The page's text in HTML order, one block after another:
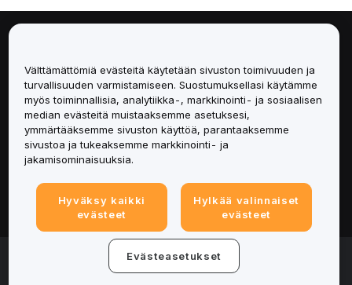
Palvelut
Tuki
Tuotteet
Lakiasiat
© 2025-2026 Bybit.eu. Kaikki oikeudet pidätetään.
Välttämättömiä evästeitä käytetään sivuston toimivuuden ja
turvallisuuden varmistamiseen. Suostumuksellasi käytämme
myös toiminnallisia, analytiikka-, markkinointi- ja sosiaalisen
median evästeitä muistaaksemme asetuksesi,
ymmärtääksemme sivuston käyttöä, parantaaksemme
sivustoa ja tukeaksemme markkinointi- ja
jakamisominaisuuksia.
Hyväksy kaikki
evästeet
Hylkää valinnaiset
evästeet
Evästeasetukset